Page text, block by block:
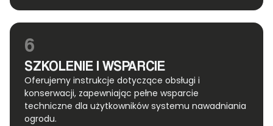
6
SZKOLENIE I WSPARCIE
Oferujemy instrukcje dotyczące obsługi i
konserwacji, zapewniając pełne wsparcie
techniczne dla użytkowników systemu nawadniania
ogrodu.